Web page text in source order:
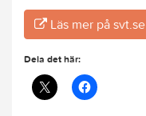
Läs mer på svt.se
Dela det här: